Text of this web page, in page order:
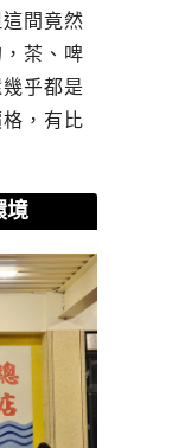
間竟然
茶、啤
乎都是
，有比
境